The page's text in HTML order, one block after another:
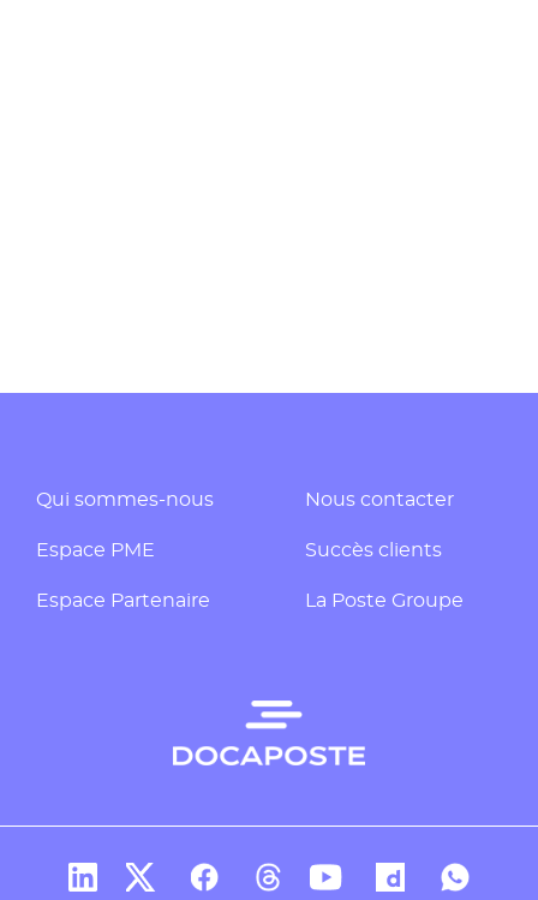
Qui sommes-nous
Espace PME
Espace Partenaire
Nous contacter
Succès clients
La Poste Groupe
Compte Linkedin de Docaposte
Compte X de Docaposte
Compte Facebook de Docaposte
Compte Threads de
Compte Youtube de
CompteCompte